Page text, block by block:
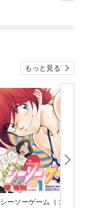
もっと見る
シーソーゲーム（１）